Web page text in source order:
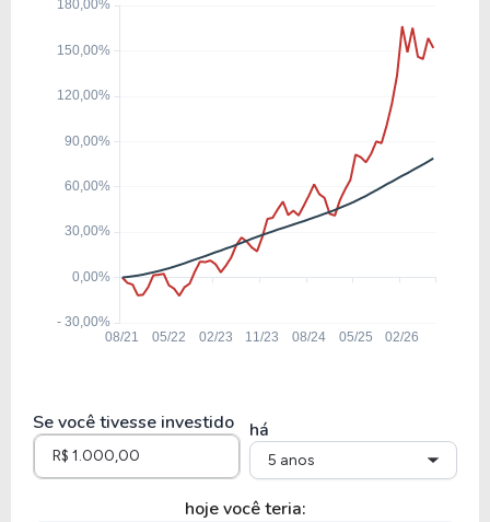
2,72%
10,87%
BPAC11
2,81
Se você tivesse investido há
5 anos
hoje você teria: